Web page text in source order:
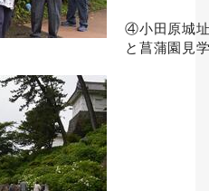
④小田原城
と菖蒲園見